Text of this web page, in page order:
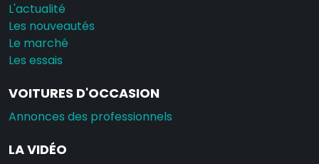
L'actualité
Les nouveautés
Le marché
Les essais
VOITURES D'OCCASION
Annonces des professionnels
LA VIDÉO